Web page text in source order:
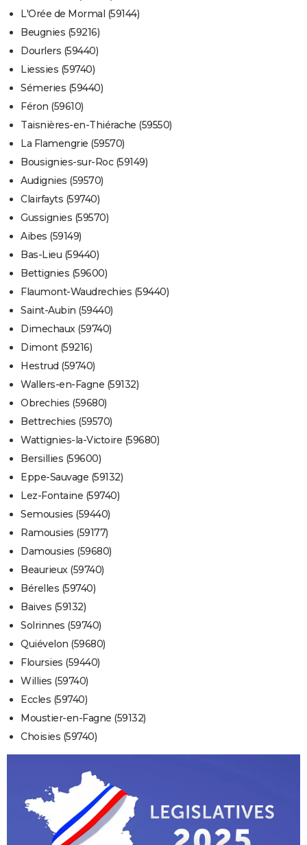
L'Orée de Mormal (59144)
Beugnies (59216)
Dourlers (59440)
Liessies (59740)
Sémeries (59440)
Féron (59610)
Taisnières-en-Thiérache (59550)
La Flamengrie (59570)
Bousignies-sur-Roc (59149)
Audignies (59570)
Clairfayts (59740)
Gussignies (59570)
Aibes (59149)
Bas-Lieu (59440)
Bettignies (59600)
Flaumont-Waudrechies (59440)
Saint-Aubin (59440)
Dimechaux (59740)
Dimont (59216)
Hestrud (59740)
Wallers-en-Fagne (59132)
Obrechies (59680)
Bettrechies (59570)
Wattignies-la-Victoire (59680)
Bersillies (59600)
Eppe-Sauvage (59132)
Lez-Fontaine (59740)
Semousies (59440)
Ramousies (59177)
Damousies (59680)
Beaurieux (59740)
Bérelles (59740)
Baives (59132)
Solrinnes (59740)
Quiévelon (59680)
Floursies (59440)
Willies (59740)
Eccles (59740)
Moustier-en-Fagne (59132)
Choisies (59740)